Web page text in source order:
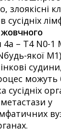
злоякісні
4а – T4 N0-1
якої
можуть
сусідніх
у